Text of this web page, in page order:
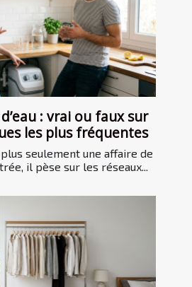
: vrai ou faux sur
les plus fréquentes
seulement une affaire de
il pèse sur les réseaux...